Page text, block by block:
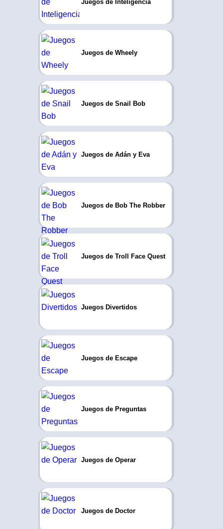
Juegos de Inteligencia
Juegos de Wheely
Juegos de Snail Bob
Juegos de Adán y Eva
Juegos de Bob The Robber
Juegos de Troll Face Quest
Juegos Divertidos
Juegos de Escape
Juegos de Preguntas
Juegos de Operar
Juegos de Doctor